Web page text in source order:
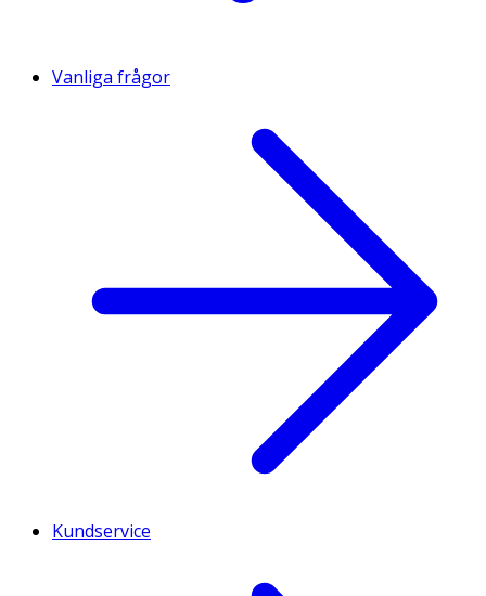
Vanliga frågor
Kundservice